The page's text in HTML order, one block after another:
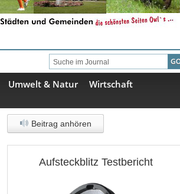
Umwelt & Natur
Wirtschaft
Beitrag anhören
Aufsteckblitz Testbericht